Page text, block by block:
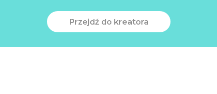
Przejdź do kreatora